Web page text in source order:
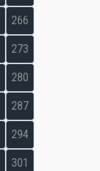
266
273
280
287
294
301